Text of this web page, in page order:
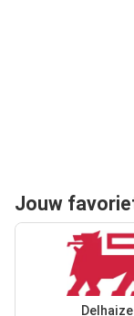
Jouw
Delhaize